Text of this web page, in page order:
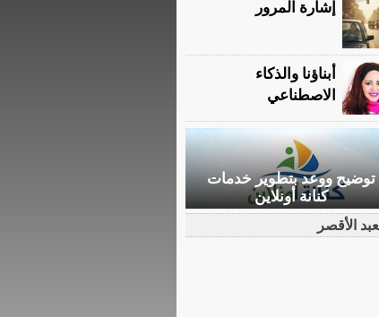
إشارة المرور
أبناؤنا والذكاء
الاصطناعي
توضيح ووعد بتطوير خدمات
كنانة أونلاين
الأقصر